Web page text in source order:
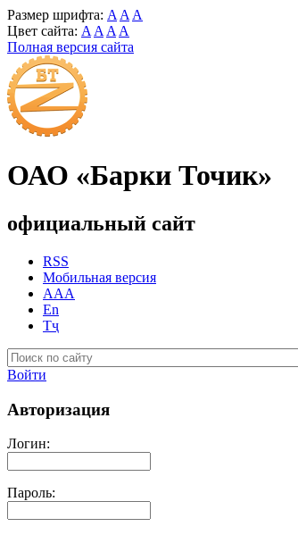
Размер шрифта: A A A
Цвет сайта: A A A A
Полная версия сайта
ОАО «Барки Точик»
официальный сайт
RSS
Мобильная версия
AAA
En
Тҷ
Войти
Авторизация
Логин:
Пароль: